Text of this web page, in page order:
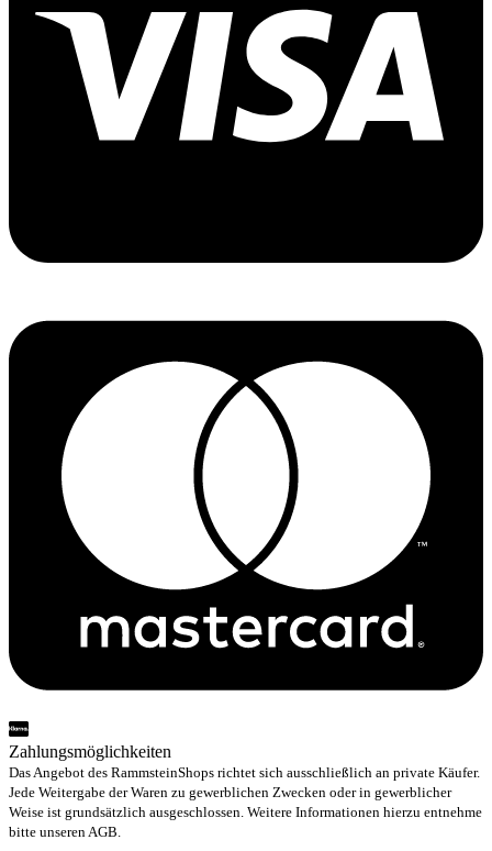
Zahlungsmöglichkeiten
Das Angebot des RammsteinShops richtet sich ausschließlich an private Käufer.
Jede Weitergabe der Waren zu gewerblichen Zwecken oder in gewerblicher
Weise ist grundsätzlich ausgeschlossen. Weitere Informationen hierzu entnehme
bitte unseren AGB.